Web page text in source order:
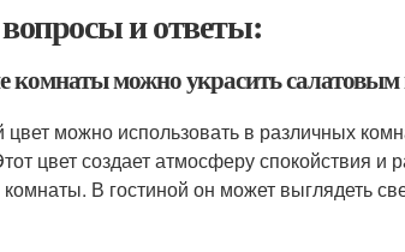
и ответы:
комнаты можно украсить салатовым
можно использовать в различных
цвет создает атмосферу спокойствия
В гостиной он может выглядеть